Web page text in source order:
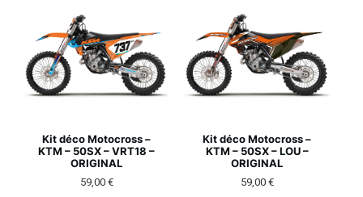
Kit déco Motocross –
KTM – 50SX – VRT18 –
ORIGINAL
59,00 €
Kit déco Motocross –
KTM – 50SX – LOU –
ORIGINAL
59,00 €